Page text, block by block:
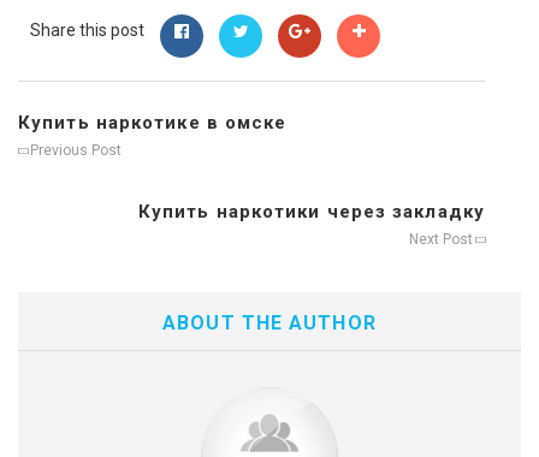
Share this post
Купить наркотике в омске
Previous Post
Купить наркотики через закладку
Next Post
ABOUT THE AUTHOR